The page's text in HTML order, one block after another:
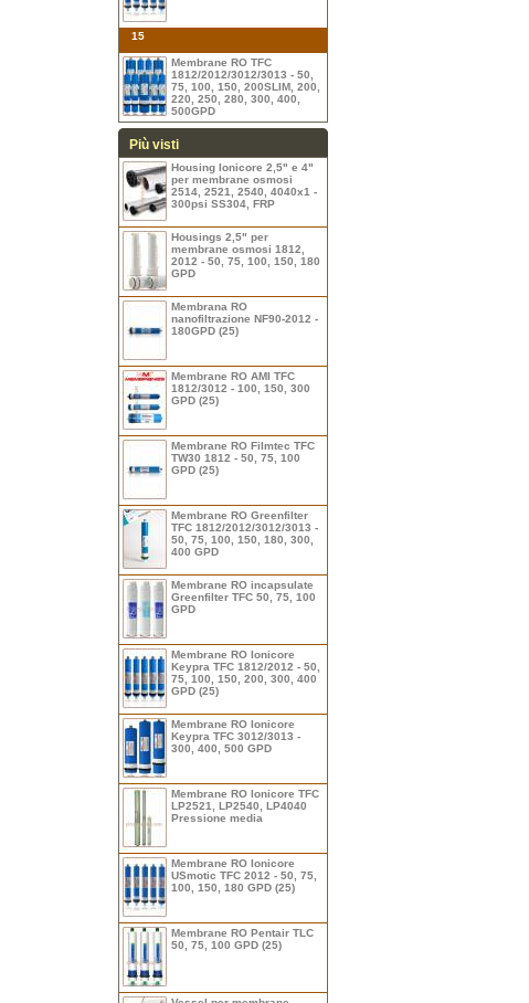
15
Membrane RO TFC
1812/2012/3012/3013 - 50,
75, 100, 150, 200SLIM, 200,
220, 250, 280, 300, 400,
500GPD
Più visti
Housing Ionicore 2,5" e 4"
per membrane osmosi
2514, 2521, 2540, 4040x1 -
300psi SS304, FRP
Housings 2,5" per
membrane osmosi 1812,
2012 - 50, 75, 100, 150, 180
GPD
Membrana RO
nanofiltrazione NF90-2012 -
180GPD (25)
Membrane RO AMI TFC
1812/3012 - 100, 150, 300
GPD (25)
Membrane RO Filmtec TFC
TW30 1812 - 50, 75, 100
GPD (25)
Membrane RO Greenfilter
TFC 1812/2012/3012/3013 -
50, 75, 100, 150, 180, 300,
400 GPD
Membrane RO incapsulate
Greenfilter TFC 50, 75, 100
GPD
Membrane RO Ionicore
Keypra TFC 1812/2012 - 50,
75, 100, 150, 200, 300, 400
GPD (25)
Membrane RO Ionicore
Keypra TFC 3012/3013 -
300, 400, 500 GPD
Membrane RO Ionicore TFC
LP2521, LP2540, LP4040
Pressione media
Membrane RO Ionicore
USmotic TFC 2012 - 50, 75,
100, 150, 180 GPD (25)
Membrane RO Pentair TLC
50, 75, 100 GPD (25)